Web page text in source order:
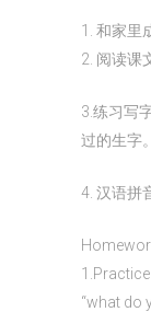
1. 和家里
2. 阅读课
3.练习写
过的生字。
4. 汉语拼
“what do